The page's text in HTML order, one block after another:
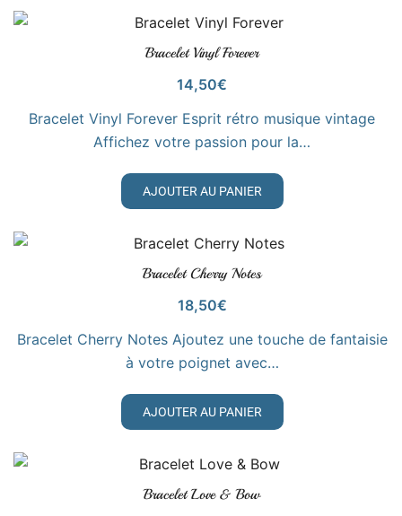
VOIR LE PRODUIT
Bracelet Vinyl Forever
14,50€
Bracelet Vinyl Forever Esprit rétro musique vintage
Affichez votre passion pour la…
AJOUTER AU PANIER
VOIR LE PRODUIT
Bracelet Cherry Notes
18,50€
Bracelet Cherry Notes Ajoutez une touche de fantaisie
à votre poignet avec…
AJOUTER AU PANIER
VOIR LE PRODUIT
Bracelet Love & Bow